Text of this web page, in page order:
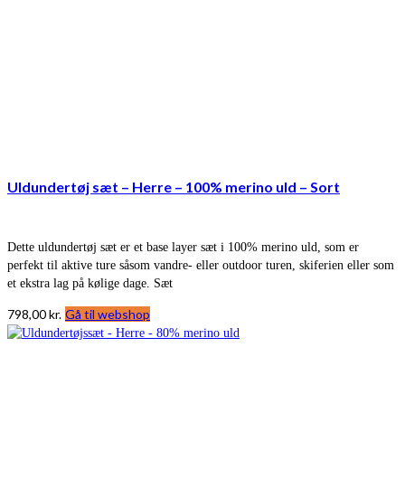
Uldundertøj sæt – Herre – 100% merino uld – Sort
Dette uldundertøj sæt er et base layer sæt i 100% merino uld, som er
perfekt til aktive ture såsom vandre- eller outdoor turen, skiferien eller som
et ekstra lag på kølige dage. Sæt
798,00kr. Gå til webshop